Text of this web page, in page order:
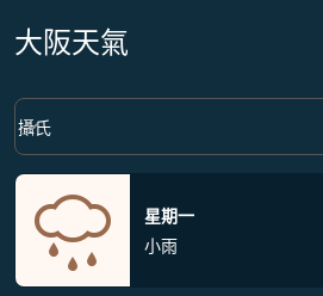
大阪天氣
Weather unit option 攝氏 Selected
攝氏
keyboard_arrow_down
星期一
小雨